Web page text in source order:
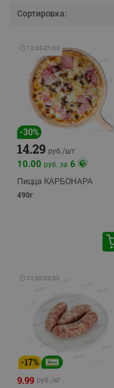
Сортировка:
🕘 12:00-21:00
-30%
14.29 руб./шт
10.00 руб. за 6
Пицца КАРБОНАРА
490г
🕘 12:00-20:00
-17%
9.99 руб./кг